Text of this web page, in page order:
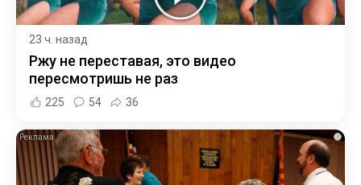
23 ч. назад
Ржу не переставая, это видео
пересмотришь не раз
225 54 36
i